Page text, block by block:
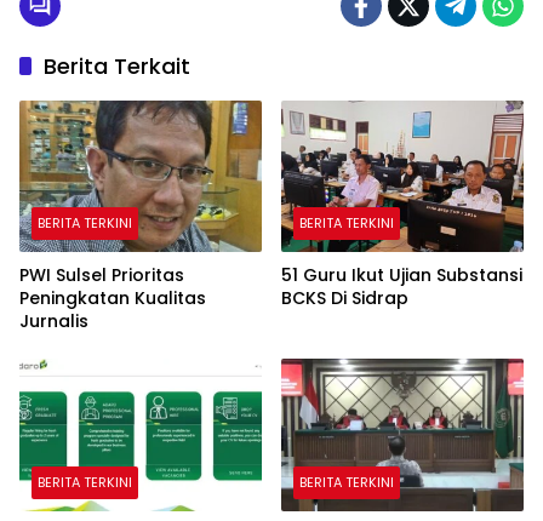
Berita Terkait
BERITA TERKINI
PWI Sulsel Prioritas
Peningkatan Kualitas
Jurnalis
BERITA TERKINI
51 Guru Ikut Ujian Substansi
BCKS Di Sidrap
BERITA TERKINI BERITA TERKINI